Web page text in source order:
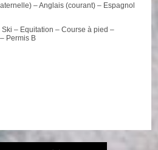
– Anglais (courant) – Espagnol
– Equitation – Course à pied –
Permis B